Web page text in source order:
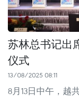
苏林总书记出
仪式
13/08/2025 08:11
8月13日中午，越